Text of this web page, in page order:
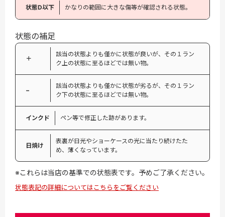
状態D以下 かなりの範囲に大きな傷等が確認される状態。
状態の補足
＋
該当の状態よりも僅かに状態が良いが、その１ラン
ク上の状態に至るほどでは無い物。
−
該当の状態よりも僅かに状態が劣るが、その１ラン
ク下の状態に至るほどでは無い物。
インクド ペン等で修正した跡があります。
日焼け
表裏が日光やショーケースの光に当たり続けたた
め、薄くなっています。
※これらは当店の基準での状態表です。予めご了承ください。
状態表記の詳細についてはこちらをご覧ください